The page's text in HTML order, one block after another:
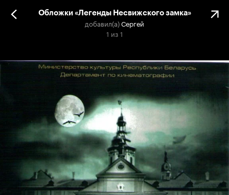
Обложки «Легенды Несвижского замка»
добавил(а)Сергей
1 из 1